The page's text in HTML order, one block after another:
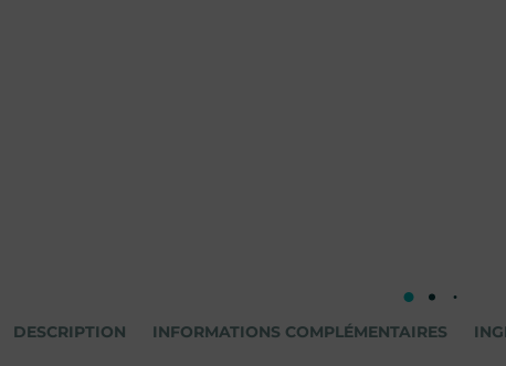
DESCRIPTION INFORMATIONS COMPLÉMENTAIRES